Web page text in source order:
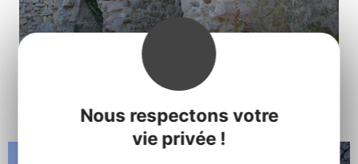
Nous respectons votre
vie privée !